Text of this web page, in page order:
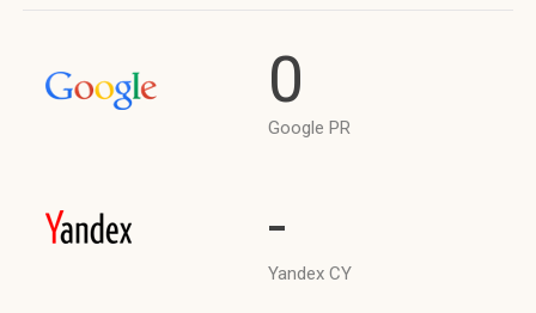
0
Google PR
-
Yandex CY